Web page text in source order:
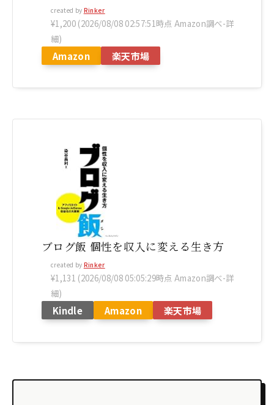
created by Rinker
¥1,200 (2026/08/08 02:57:51時点 Amazon調べ-詳
細)
Amazon 楽天市場
ブログ飯 個性を収入に変える生き方
created by Rinker
¥1,131 (2026/08/08 05:05:29時点 Amazon調べ-詳
細)
Kindle Amazon 楽天市場